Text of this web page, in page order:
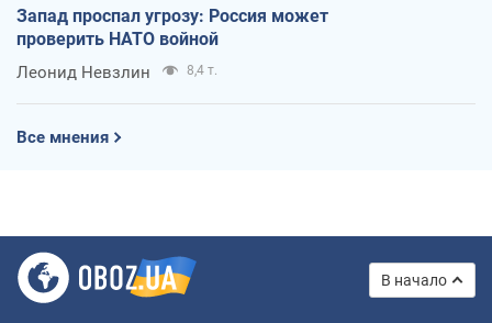
Запад проспал угрозу: Россия может
проверить НАТО войной
Леонид Невзлин 8,4 т.
Все мнения
В начало